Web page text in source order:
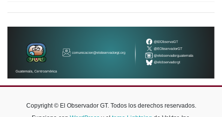
Copyright © El Observador GT. Todos los derechos reservados.